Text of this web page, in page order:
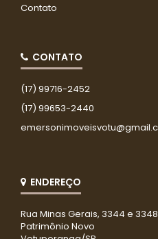
Contato
CONTATO
(17) 99716-2452
(17) 99653-2440
ENDEREÇO
Rua Minas Gerais, 3344 e 3348
Patrimônio Novo